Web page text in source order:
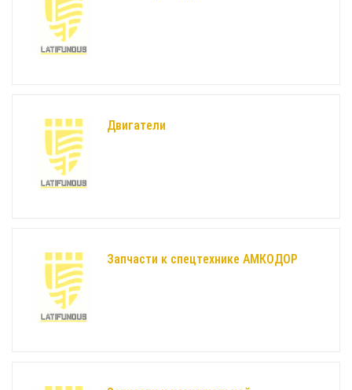
Двигатели
Запчасти к спецтехнике АМКОДОР